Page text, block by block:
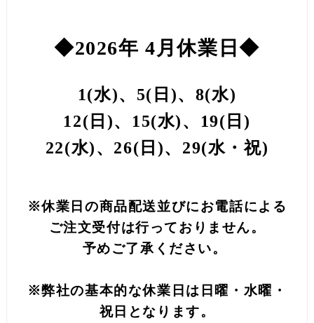
◆2026年 4月休業日◆
1(水)、5(日)、8(水)
12(日)、15(水)、19(日)
22(水)、26(日)、29(水・祝)
※休業日の商品配送並びにお電話による
ご注文受付は行っておりません。
予めご了承ください。
※弊社の基本的な休業日は日曜・水曜・
祝日となります。